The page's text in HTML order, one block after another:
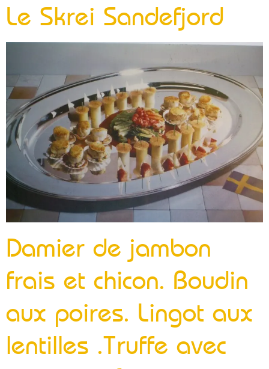
Le Skrei Sandefjord
Damier de jambon
frais et chicon. Boudin
aux poires. Lingot aux
lentilles .Truffe avec